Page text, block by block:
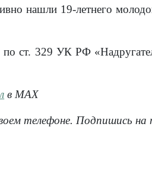
нашли 19-летнего
ст. 329 УК РФ
в МАХ
телефоне. Подпишись на